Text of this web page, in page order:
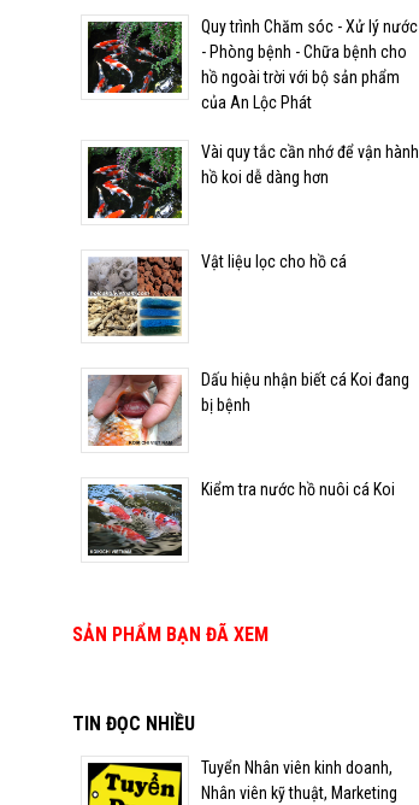
Quy trình Chăm sóc - Xử lý nước
- Phòng bệnh - Chữa bệnh cho
hồ ngoài trời với bộ sản phẩm
của An Lộc Phát
Vài quy tắc cần nhớ để vận hành
hồ koi dễ dàng hơn
Vật liệu lọc cho hồ cá
Dấu hiệu nhận biết cá Koi đang
bị bệnh
Kiểm tra nước hồ nuôi cá Koi
SẢN PHẨM BẠN ĐÃ XEM
TIN ĐỌC NHIỀU
Tuyển Nhân viên kinh doanh,
Nhân viên kỹ thuật, Marketing
Vật liệu lọc cho hồ cá
Dấu hiệu nhận biết cá Koi
đang bị bệnh
Kiểm tra nước hồ nuôi cá
Koi